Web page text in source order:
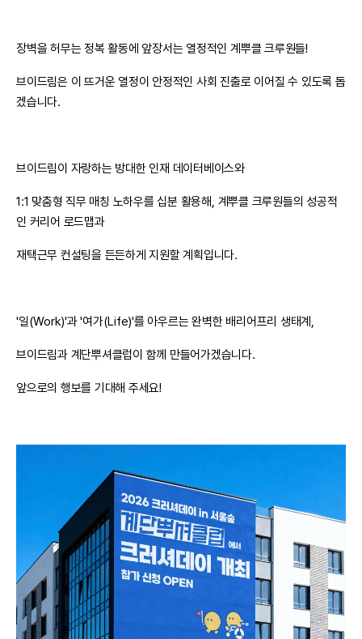
장벽을 허무는 정복 활동에 앞장서는 열정적인 계뿌클 크루원들!
브이드림은 이 뜨거운 열정이 안정적인 사회 진출로 이어질 수 있도록 돕
겠습니다.
브이드림이 자랑하는 방대한 인재 데이터베이스와
1:1 맞춤형 직무 매칭 노하우를 십분 활용해, 계뿌클 크루원들의 성공적
인 커리어 로드맵과
재택근무 컨설팅을 든든하게 지원할 계획입니다.
'일(Work)'과 '여가(Life)'를 아우르는 완벽한 배리어프리 생태계,
브이드림과 계단뿌셔클럽이 함께 만들어가겠습니다.
앞으로의 행보를 기대해 주세요!